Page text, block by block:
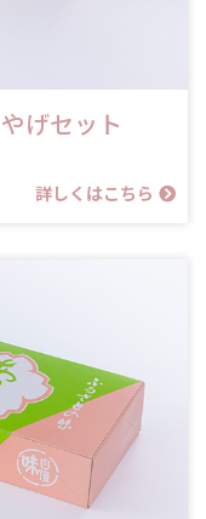
げセット
詳しくはこちら